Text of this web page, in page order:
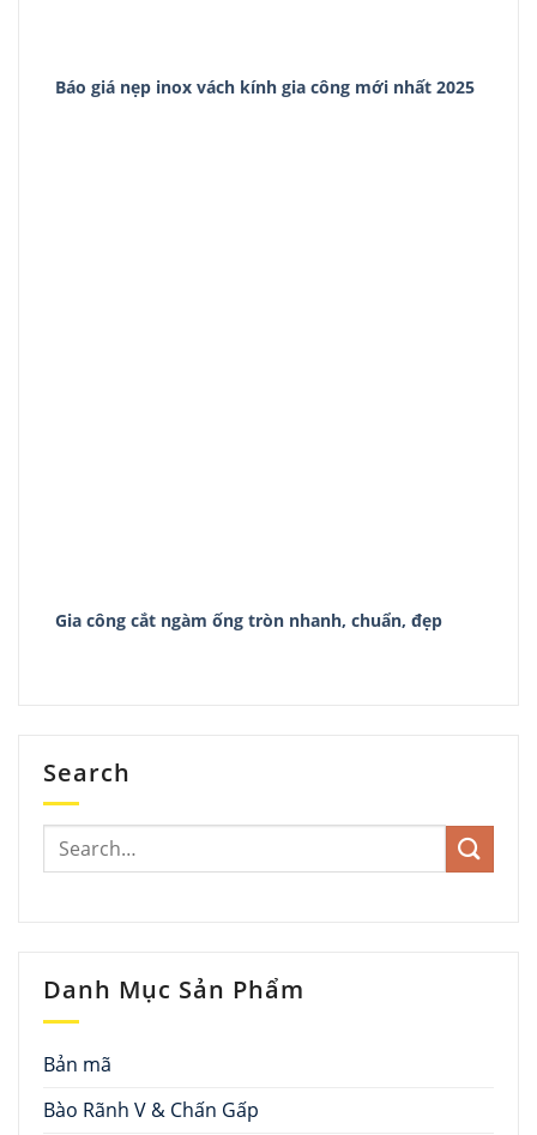
Báo giá nẹp inox vách kính gia công mới nhất 2025
Gia công cắt ngàm ống tròn nhanh, chuẩn, đẹp
Search
Danh Mục Sản Phẩm
Bản mã
Bào Rãnh V & Chấn Gấp